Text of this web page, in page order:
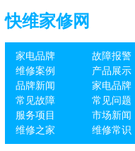
快维家修网
家电品牌 故障报警
维修案例
产品展示
品牌新闻
家电品牌
常见故障
常见问题
服务项目
市场新闻
维修之家
维修常识